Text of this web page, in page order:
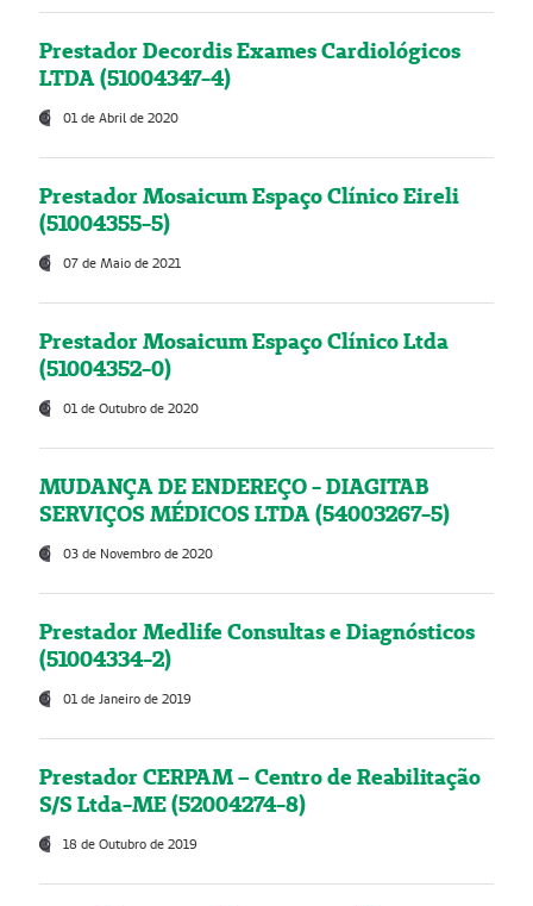
Prestador Decordis Exames Cardiológicos
LTDA (51004347-4)
01 de Abril de 2020
Prestador Mosaicum Espaço Clínico Eireli
(51004355-5)
07 de Maio de 2021
Prestador Mosaicum Espaço Clínico Ltda
(51004352-0)
01 de Outubro de 2020
MUDANÇA DE ENDEREÇO - DIAGITAB
SERVIÇOS MÉDICOS LTDA (54003267-5)
03 de Novembro de 2020
Prestador Medlife Consultas e Diagnósticos
(51004334-2)
01 de Janeiro de 2019
Prestador CERPAM – Centro de Reabilitação
S/S Ltda-ME (52004274-8)
18 de Outubro de 2019